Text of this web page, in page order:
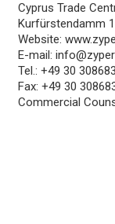
Cyprus Trade
Kurfürstendamm
Website:
E-mail:
Tel.: +49 30
Fax: +49 30
Commercial